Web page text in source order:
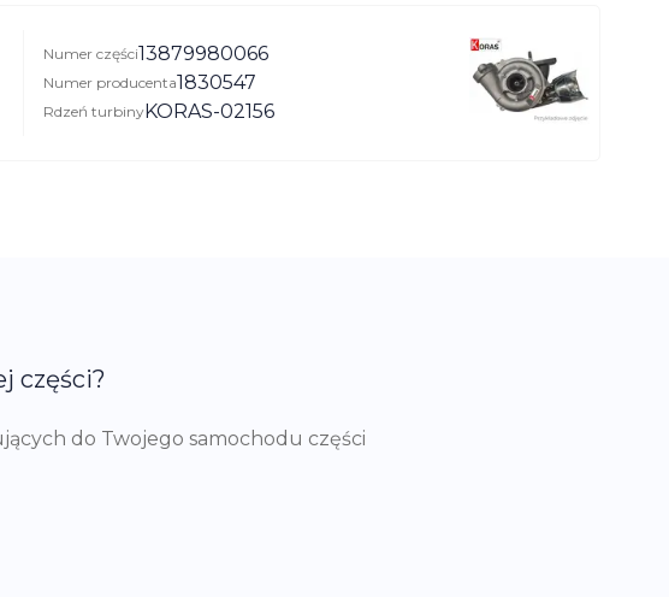
Numer części13879980066
Numer producenta1830547
Rdzeń turbiny KORAS-02156
części?
do Twojego samochodu części